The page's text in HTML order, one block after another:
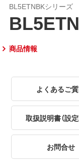
BL5ETNBKシリーズ
商品情報
よくあるご
取扱説明書（設定
お問合せ